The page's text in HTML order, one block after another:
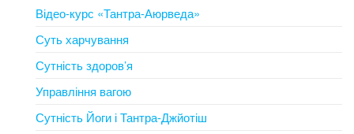
Відео-курс «Тантра-Аюрведа»
Суть харчування
Сутність здоров’я
Управління вагою
Сутність Йоги і Тантра-Джйотіш